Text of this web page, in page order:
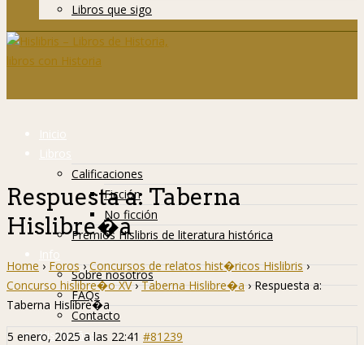
Libros que sigo
Inicio
Libros
Calificaciones
Ficción
No ficción
Premios Hislibris de literatura histórica
Info
Sobre nosotros
FAQs
Contacto
Hislibreños
Respuesta a: Taberna
Hislibre�a
Home › Foros › Concursos de relatos hist�ricos Hislibris ›
Concurso hislibre�o XV › Taberna Hislibre�a › Respuesta a:
Taberna Hislibre�a
5 enero, 2025 a las 22:41 #81239